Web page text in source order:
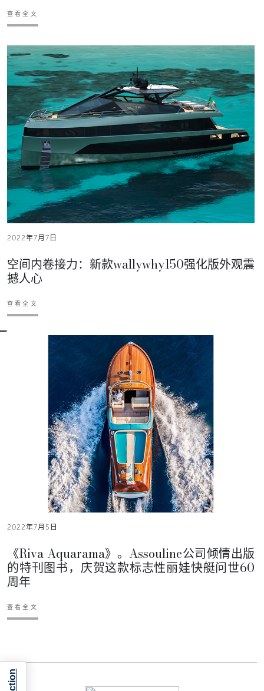
查看全文
2022年7月7日
空间内卷接力：新款wallywhy150强化版外观震
撼人心
查看全文
2022年7月5日
《Riva Aquarama》。Assouline公司倾情出版
的特刊图书，庆贺这款标志性丽娃快艇问世60
周年
查看全文